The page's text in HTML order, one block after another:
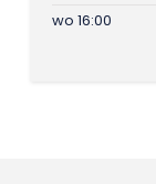
wo 16:00